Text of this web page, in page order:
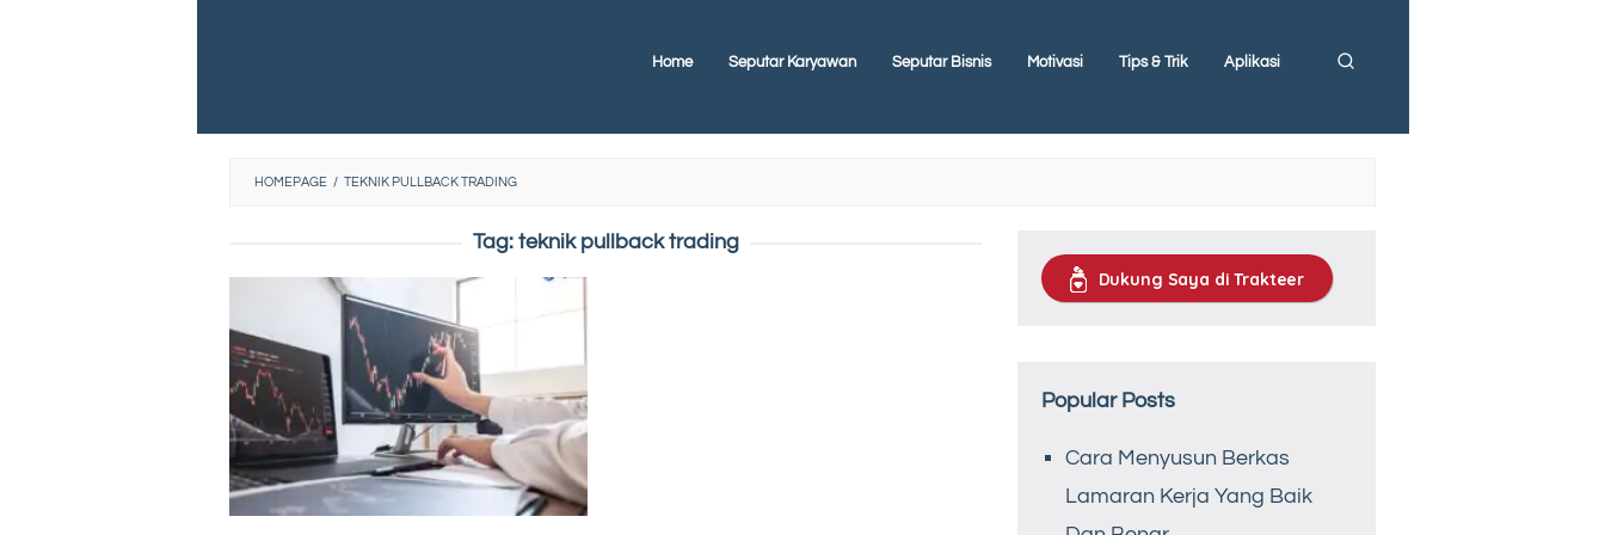
Home Seputar Karyawan Seputar Bisnis Motivasi Tips & Trik Aplikasi
HOMEPAGE / TEKNIK PULLBACK TRADING
Tag: teknik pullback trading
Dukung Saya di Trakteer
Popular Posts
Cara Menyusun Berkas
Lamaran Kerja Yang Baik